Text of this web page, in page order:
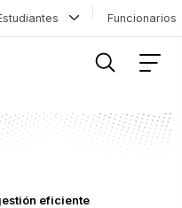
eficiente